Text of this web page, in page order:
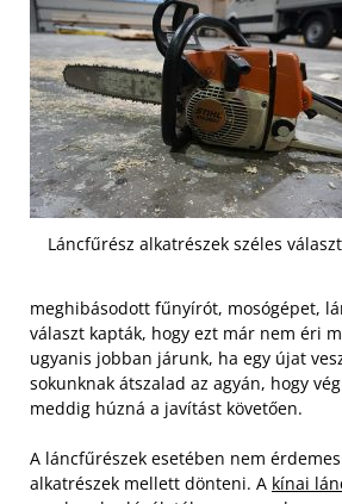
Láncfűrész alkatrészek széles
meghibásodott fűnyírót, mosógépet,
választ kapták, hogy ezt már nem éri
ugyanis jobban járunk, ha egy újat
sokunknak átszalad az agyán, hogy
meddig húzná a javítást követően.
A láncfűrészek esetében nem
alkatrészek mellett dönteni. A kínai